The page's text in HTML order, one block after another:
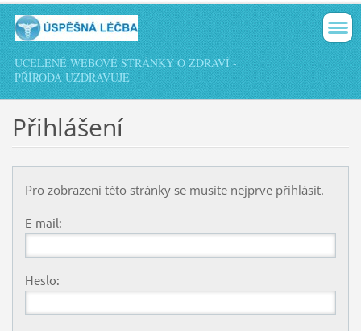
UCELENÉ WEBOVÉ STRÁNKY O ZDRAVÍ -
PŘÍRODA UZDRAVUJE
Přihlášení
Pro zobrazení této stránky se musíte nejprve přihlásit.
E-mail:
Heslo: